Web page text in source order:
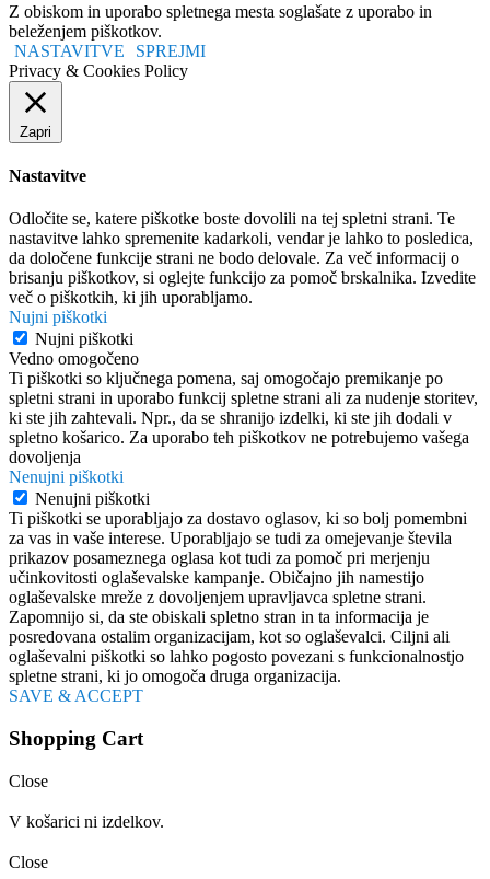
Z obiskom in uporabo spletnega mesta soglašate z uporabo in
beleženjem piškotkov.
NASTAVITVE
SPREJMI
Privacy & Cookies Policy
Zapri
Nastavitve
Odločite se, katere piškotke boste dovolili na tej spletni strani. Te
nastavitve lahko spremenite kadarkoli, vendar je lahko to posledica,
da določene funkcije strani ne bodo delovale. Za več informacij o
brisanju piškotkov, si oglejte funkcijo za pomoč brskalnika. Izvedite
več o piškotkih, ki jih uporabljamo.
Nujni piškotki
Nujni piškotki
Vedno omogočeno
Ti piškotki so ključnega pomena, saj omogočajo premikanje po
spletni strani in uporabo funkcij spletne strani ali za nudenje storitev,
ki ste jih zahtevali. Npr., da se shranijo izdelki, ki ste jih dodali v
spletno košarico. Za uporabo teh piškotkov ne potrebujemo vašega
dovoljenja
Nenujni piškotki
Nenujni piškotki
Ti piškotki se uporabljajo za dostavo oglasov, ki so bolj pomembni
za vas in vaše interese. Uporabljajo se tudi za omejevanje števila
prikazov posameznega oglasa kot tudi za pomoč pri merjenju
učinkovitosti oglaševalske kampanje. Običajno jih namestijo
oglaševalske mreže z dovoljenjem upravljavca spletne strani.
Zapomnijo si, da ste obiskali spletno stran in ta informacija je
posredovana ostalim organizacijam, kot so oglaševalci. Ciljni ali
oglaševalni piškotki so lahko pogosto povezani s funkcionalnostjo
spletne strani, ki jo omogoča druga organizacija.
SAVE & ACCEPT
Shopping Cart
Close
V košarici ni izdelkov.
Close